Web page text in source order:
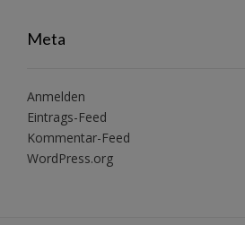
Meta
Anmelden
Eintrags-Feed
Kommentar-Feed
WordPress.org